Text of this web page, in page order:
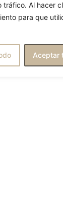
tráfico. Al hacer
para que
Aceptar